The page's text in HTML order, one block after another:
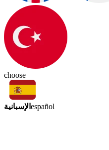
choose
الإسبانية español